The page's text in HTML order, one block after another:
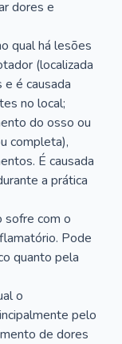
dores e
qual há lesões
(localizada
é causada
no local;
do osso ou
completa),
É causada
a prática
sofre com o
Pode
quanto pela
o
pelo
de dores